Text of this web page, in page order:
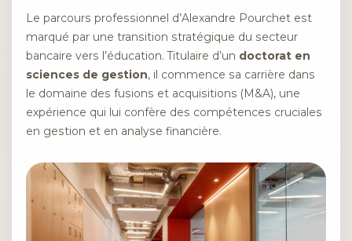
Le parcours professionnel d’Alexandre Pourchet est
marqué par une transition stratégique du secteur
bancaire vers l’éducation. Titulaire d’un doctorat en
sciences de gestion, il commence sa carrière dans
le domaine des fusions et acquisitions (M&A), une
expérience qui lui confère des compétences cruciales
en gestion et en analyse financière.